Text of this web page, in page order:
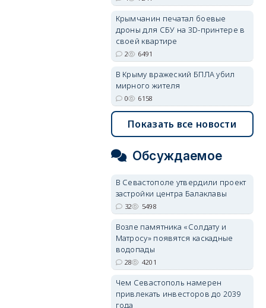
Крымчанин печатал боевые
дроны для СБУ на 3D-принтере в
своей квартире
2 6491
В Крыму вражеский БПЛА убил
мирного жителя
0 6158
Показать все новости
Обсуждаемое
В Севастополе утвердили проект
застройки центра Балаклавы
32 5498
Возле памятника «Солдату и
Матросу» появятся каскадные
водопады
28 4201
Чем Севастополь намерен
привлекать инвесторов до 2039
года